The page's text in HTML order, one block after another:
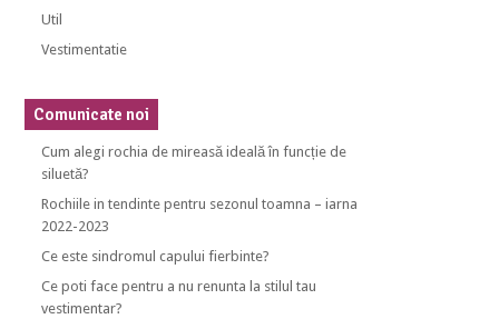
Util
Vestimentatie
Comunicate noi
Cum alegi rochia de mireasă ideală în funcție de
siluetă?
Rochiile in tendinte pentru sezonul toamna – iarna
2022-2023
Ce este sindromul capului fierbinte?
Ce poti face pentru a nu renunta la stilul tau
vestimentar?